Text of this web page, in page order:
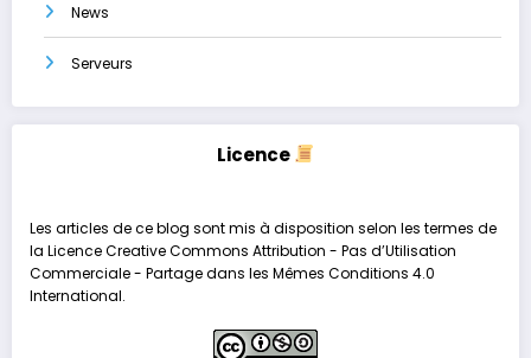
News
Serveurs
Licence
Les articles de ce blog sont mis à disposition selon les termes de
la Licence Creative Commons Attribution - Pas d’Utilisation
Commerciale - Partage dans les Mêmes Conditions 4.0
International.